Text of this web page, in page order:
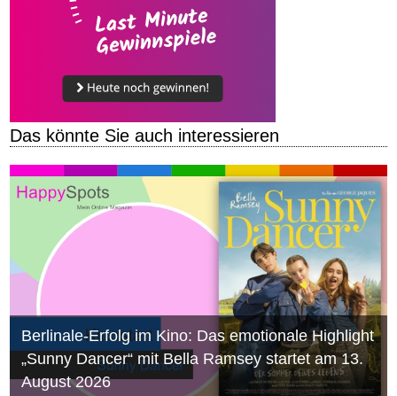
Das könnte Sie auch interessieren
Berlinale-Erfolg im Kino: Das emotionale Highlight
„Sunny Dancer“ mit Bella Ramsey startet am 13.
August 2026